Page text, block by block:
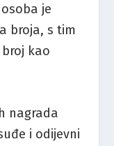
je
broja, s tim
kao
nagrada
i odijevni